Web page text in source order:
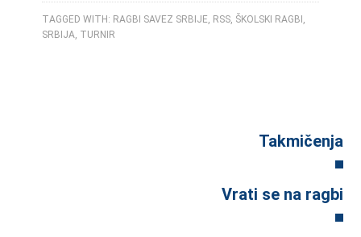
TAGGED WITH: RAGBI SAVEZ SRBIJE, RSS, ŠKOLSKI RAGBI ,
SRBIJA, TURNIR
Takmičenja
Vrati se na ragbi